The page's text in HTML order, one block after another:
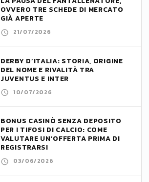
OVVERO TRE SCHEDE DI MERCATO
GIÀ APERTE
21/07/2026
DERBY D’ITALIA: STORIA, ORIGINE
DEL NOME E RIVALITÀ TRA
JUVENTUS E INTER
10/07/2026
BONUS CASINÒ SENZA DEPOSITO
PER I TIFOSI DI CALCIO: COME
VALUTARE UN’OFFERTA PRIMA DI
REGISTRARSI
03/06/2026